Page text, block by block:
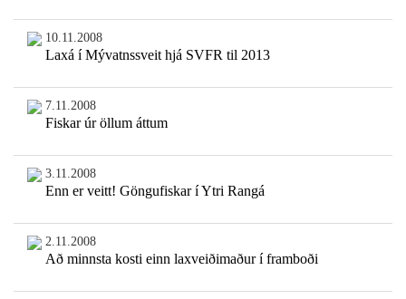
10.11.2008
Laxá í Mývatnssveit hjá SVFR til 2013
7.11.2008
Fiskar úr öllum áttum
3.11.2008
Enn er veitt! Göngufiskar í Ytri Rangá
2.11.2008
Að minnsta kosti einn laxveiðimaður í framboði